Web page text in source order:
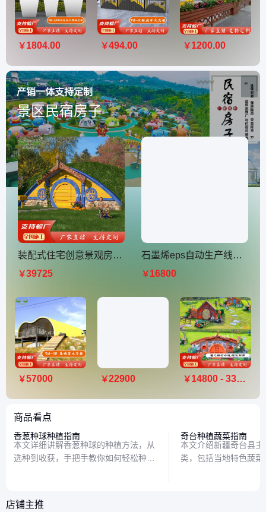
￥1804.00 ￥494.00 ￥1200.00
产销一体支持定制
景区民宿房子
装配式住宅创意景观房快拼房模块框架草地活动帐篷霍比特小屋建造
￥39725
石墨烯eps自动生产线模块化结构预制房 圆顶可移动家具房穹顶屋
￥16800
￥57000 ￥22900 ￥14800 - 33000
商品看点
香葱种球种植指南
本文详细讲解香葱种球的种植方法，从
选种到收获，手把手教你如何轻松种出
奇台种植蔬菜指南
本文介绍新疆奇台县
类，包括当地特色蔬
店铺主推